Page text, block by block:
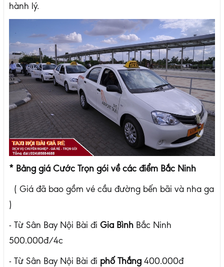
hành lý.
* Bảng giá Cước Trọn gói về các điểm Bắc Ninh
( Giá đã bao gồm vé cầu đường bến bãi và nha ga
)
- Từ Sân Bay Nội Bài đi Gia Bình Bắc Ninh
500.000đ/4c
- Từ Sân Bay Nội Bài đi phố Thắng 400.000đ